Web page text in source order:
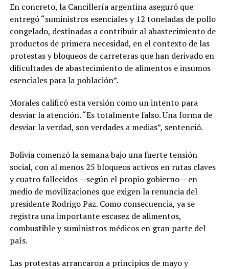
En concreto, la Cancillería argentina aseguró que
entregó “suministros esenciales y 12 toneladas de pollo
congelado, destinadas a contribuir al abastecimiento de
productos de primera necesidad, en el contexto de las
protestas y bloqueos de carreteras que han derivado en
dificultades de abastecimiento de alimentos e insumos
esenciales para la población”.
Morales calificó esta versión como un intento para
desviar la atención. “Es totalmente falso. Una forma de
desviar la verdad, son verdades a medias”, sentenció.
Bolivia comenzó la semana bajo una fuerte tensión
social, con al menos 25 bloqueos activos en rutas claves
y cuatro fallecidos —según el propio gobierno— en
medio de movilizaciones que exigen la renuncia del
presidente Rodrigo Paz. Como consecuencia, ya se
registra una importante escasez de alimentos,
combustible y ‌suministros médicos en gran parte del
país.
Las protestas arrancaron a principios de mayo y